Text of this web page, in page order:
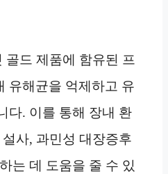
골드 제품에 함유된 프
유해균을 억제하고 유
다. 이를 통해 장내 환
사, 과민성 대장증후
는 데 도움을 줄 수 있